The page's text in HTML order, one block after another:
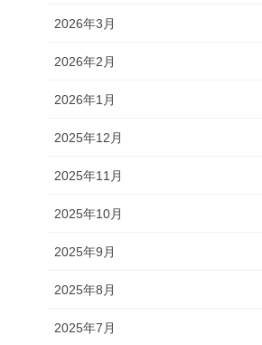
2026年3月
2026年2月
2026年1月
2025年12月
2025年11月
2025年10月
2025年9月
2025年8月
2025年7月